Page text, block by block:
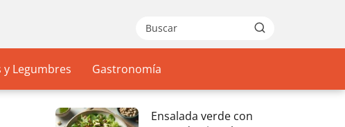
Legumbres Gastronomía
Ensalada verde con